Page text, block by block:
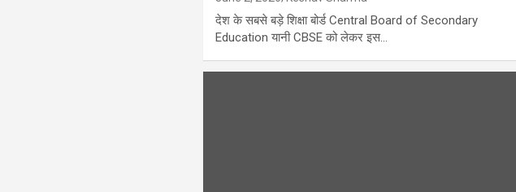
देश के सबसे बड़े शिक्षा बोर्ड Central Board of Secondary
Education यानी CBSE को लेकर इस…